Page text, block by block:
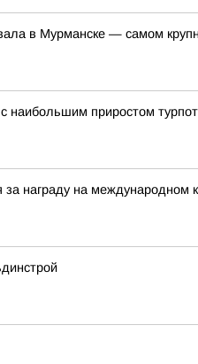
в Мурманске — самом
наибольшим приростом
награду на международном